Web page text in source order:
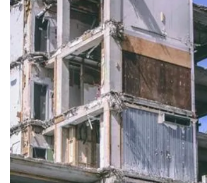
Laudo estrutural predial
Laudo estrutural residencial
Laudo de inspeção predial
Laudo de obra
Laudo de obra civil
Laudo de patologia estrutural
Laudo pericial predial